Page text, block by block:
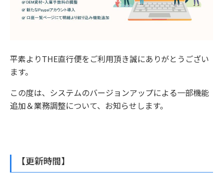
平素よりTHE直行便をご利用頂き誠にありがとうござい
ます。
この度は、システムのバージョンアップによる一部機能
追加＆業務調整について、お知らせします。
【更新時間】